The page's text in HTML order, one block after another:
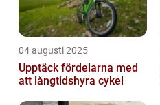
04 augusti 2025
Upptäck fördelarna med
att långtidshyra cykel